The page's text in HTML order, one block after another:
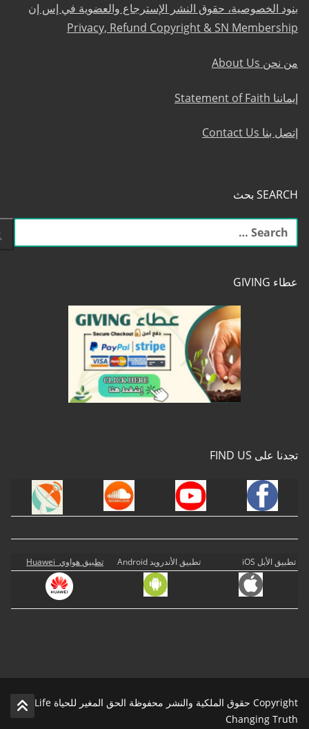
بنود الخصوصية، حقوق النشر الإسترجاع والعضوية في إس إن
Privacy, Refund Copyright & SN Membership
من نحن About Us
إيماننا Statement of Faith
إتصل بنا Contact Us
SEARCH بحث
البحث
عن:
عطاء GIVING
تجدنا على FIND US
تطبيق الأبل iOS تطبيق الأندرويد Android تطبيق هواوي Huawei
Copyright حقوق الملكية والنشر محفوظة الحق المغير للحياة Life
Changing Truth